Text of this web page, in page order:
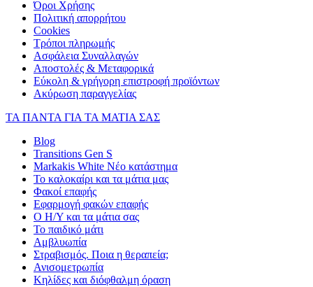
Όροι Χρήσης
Πολιτική απορρήτου
Cookies
Τρόποι πληρωμής
Ασφάλεια Συναλλαγών
Αποστολές & Μεταφορικά
Εύκολη & γρήγορη επιστροφή προϊόντων
Ακύρωση παραγγελίας
ΤΑ ΠΑΝΤΑ ΓΙΑ ΤΑ ΜΑΤΙΑ ΣΑΣ
Blog
Transitions Gen S
Markakis White Νέο κατάστημα
Το καλοκαίρι και τα μάτια μας
Φακοί επαφής
Εφαρμογή φακών επαφής
Ο Η/Υ και τα μάτια σας
Το παιδικό μάτι
Αμβλυωπία
Στραβισμός. Ποια η θεραπεία;
Ανισομετρωπία
Κηλίδες και διόφθαλμη όραση